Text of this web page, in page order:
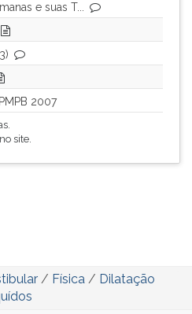
e suas T...
2007
site.
/ Física / Dilatação